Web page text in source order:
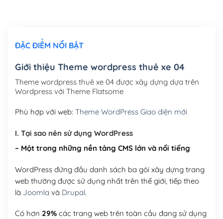
Mua thêm Host + Tên miền
Tên miền quốc tế .com .net .org (1 năm)
Tên miền Việt Nam .vn (1 năm)(+550,000₫)
Hosting 5GB SSD (1 năm)
ĐẶC ĐIỂM NỔI BẬT
Giới thiệu Theme wordpress thuê xe 04
Theme wordpress thuê xe 04 được xây dựng dựa trên
Wordpress với Theme Flatsome
Phù hợp với web: Theme WordPress Giao diện mới
I. Tại sao nên sử dụng WordPress
– Một trong những nền tảng CMS lớn và nổi tiếng
WordPress đứng đầu danh sách ba gói xây dựng trang
web thường được sử dụng nhất trên thế giới, tiếp theo
là Joomla và Drupal.
Có hơn 29%các trang web trên toàn cầu đang sử dụng